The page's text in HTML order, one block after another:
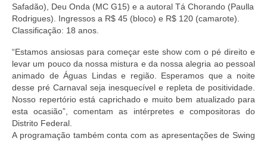
Safadão), Deu Onda (MC G15) e a autoral Tá Chorando (Paulla
Rodrigues). Ingressos a R$ 45 (bloco) e R$ 120 (camarote).
Classificação: 18 anos.
“Estamos ansiosas para começar este show com o pé direito e
levar um pouco da nossa mistura e da nossa alegria ao pessoal
animado de Águas Lindas e região. Esperamos que a noite
desse pré Carnaval seja inesquecível e repleta de positividade.
Nosso repertório está caprichado e muito bem atualizado para
esta ocasião”, comentam as intérpretes e compositoras do
Distrito Federal.
A programação também conta com as apresentações de Swing